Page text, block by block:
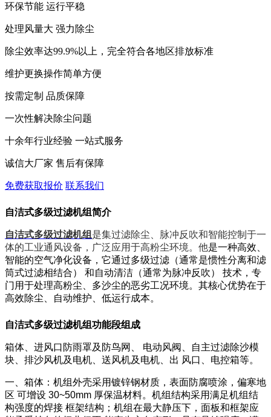
环保节能 运行平稳
处理风量大 强力除尘
除尘效率达99.9%以上，完全符合各地区排放标准
维护更换操作简单方便
按需定制 品质保障
一次性解决除尘问题
十余年行业经验 一站式服务
诚信大厂家 售后有保障
免费获取报价 联系我们
自洁式多级过滤机组简介
自洁式多级过滤机组 是集过滤除尘、脉冲反吹和智能控制于一
体的工业通风设备，广泛应用于高粉尘环境。他是一种高效、
智能的空气净化设备，它通过多级过滤（通常是惯性分离和滤
筒式过滤相结合） 和自动清洁（通常为脉冲反吹） 技术，专
门用于处理高粉尘、多沙尘的恶劣工况环境。其核心优势在于
高效除尘、自动维护、低运行成本。
自洁式多级过滤机组功能段组成
箱体、进风口防雨罩及防鸟网、 电动风阀、自主过滤除沙模
块、排沙风机及电机、送风机及电机、出 风口、电控箱等。
一、箱体：机组外壳采用镀锌钢材质，表面防腐喷涂，偏寒地
区 可增设 30~50mm 厚保温材料。机组结构采用满足机组结
构强度的焊接 框架结构；机组在最大静压下，面板和框架应